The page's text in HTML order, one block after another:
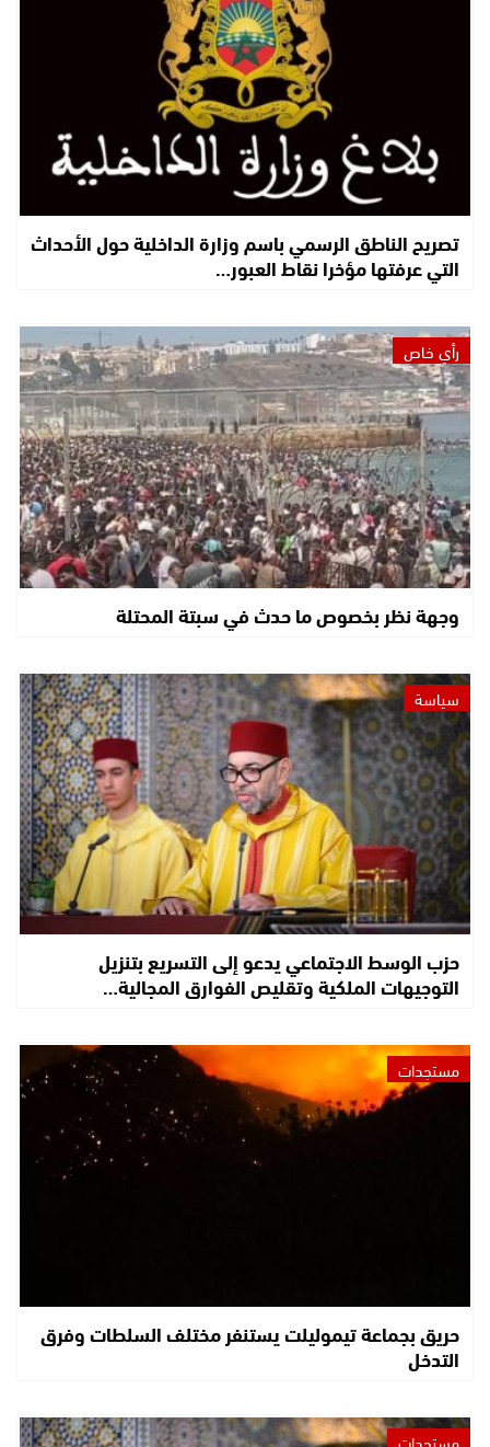
تصريح الناطق الرسمي باسم وزارة الداخلية حول الأحداث
التي عرفتها مؤخرا نقاط العبور…
رأي خاص
وجهة نظر بخصوص ما حدث في سبتة المحتلة
سياسة
حزب الوسط الاجتماعي يدعو إلى التسريع بتنزيل
التوجيهات الملكية وتقليص الفوارق المجالية…
مستجدات
حريق بجماعة تيموليلت يستنفر مختلف السلطات وفرق
التدخل